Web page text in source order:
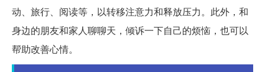
动、旅行、阅读等，以转移注意力和释放压力。此外，和
身边的朋友和家人聊聊天，倾诉一下自己的烦恼，也可以
帮助改善心情。